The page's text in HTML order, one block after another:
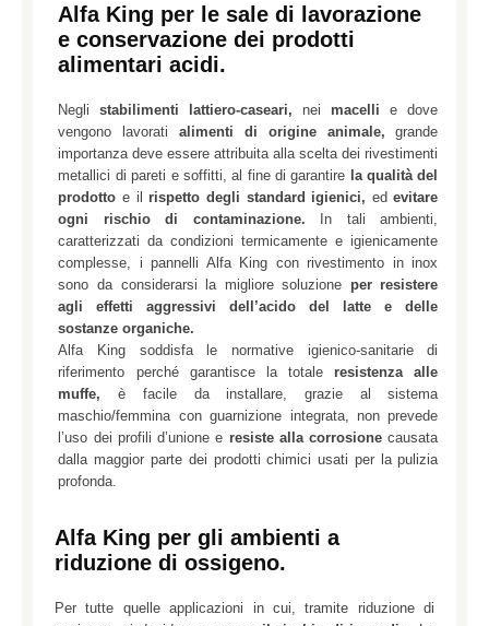
Alfa King per le sale di lavorazione
e conservazione dei prodotti
alimentari acidi.
Neglistabilimenti lattiero-caseari, nei macelli e dove
vengono lavoratialimenti di origine animale, grande
importanza deve essere attribuita alla scelta dei rivestimenti
metallici di pareti e soffitti, al fine di garantire la qualità del
prodotto e il rispetto degli standard igienici, edevitare
ogni rischio di contaminazione. In tali ambienti,
caratterizzati da condizioni termicamente e igienicamente
complesse, i pannelli Alfa King con rivestimento in inox
sono da considerarsi la migliore soluzione per resistere
agli effetti aggressivi dell’acido del latte e delle
sostanze organiche.
Alfa King soddisfa le normative igienico-sanitarie di
riferimento perché garantisce la totale resistenza alle
muffe, è facile da installare, grazie al sistema
maschio/femmina con guarnizione integrata, non prevede
l’uso dei profili d’unione e resiste alla corrosione causata
dalla maggior parte dei prodotti chimici usati per la pulizia
profonda.
Alfa King per gli ambienti a
riduzione di ossigeno.
Per tutte quelle applicazioni in cui, tramite riduzione di